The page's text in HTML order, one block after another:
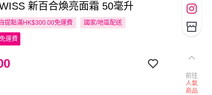
新百合煥亮面霜 50毫升
自提點滿HK$300.00免運費 國家/地區配送
運費
前往
人氣
商品